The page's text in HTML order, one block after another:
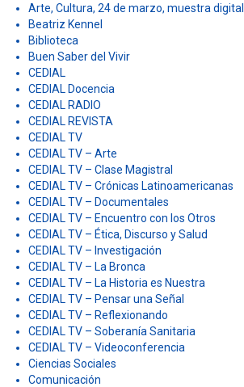
Arte, Cultura, 24 de marzo, muestra digital
Beatriz Kennel
Biblioteca
Buen Saber del Vivir
CEDIAL
CEDIAL Docencia
CEDIAL RADIO
CEDIAL REVISTA
CEDIAL TV
CEDIAL TV – Arte
CEDIAL TV – Clase Magistral
CEDIAL TV – Crónicas Latinoamericanas
CEDIAL TV – Documentales
CEDIAL TV – Encuentro con los Otros
CEDIAL TV – Ética, Discurso y Salud
CEDIAL TV – Investigación
CEDIAL TV – La Bronca
CEDIAL TV – La Historia es Nuestra
CEDIAL TV – Pensar una Señal
CEDIAL TV – Reflexionando
CEDIAL TV – Soberanía Sanitaria
CEDIAL TV – Videoconferencia
Ciencias Sociales
Comunicación